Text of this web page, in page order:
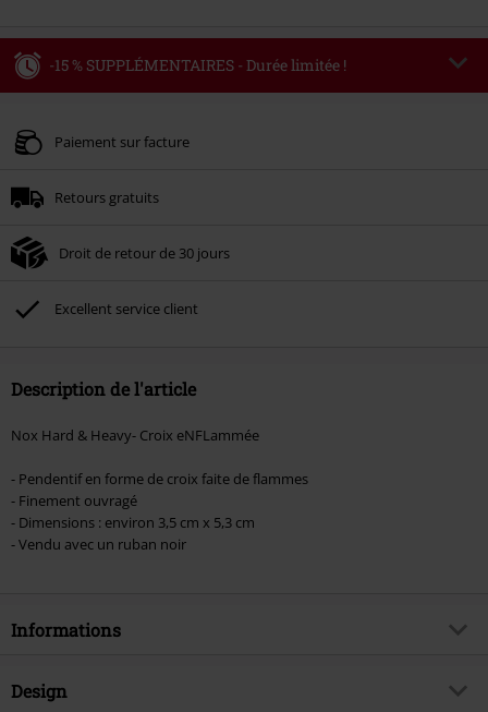
-15 % SUPPLÉMENTAIRES - Durée limitée !
Valable jusqu'au 09/08/2026
Une fois le code saisi, la réduction sera automatiquement déduite à la fin de
Non cumulable avec dautres promotions. Non valable sur : les livres, les
Broilers, Die Ärzte, Die Toten Hosen, Metality, les bons d'achat et les articles
incluant un don.
Paiement sur facture
Retours gratuits
Droit de retour de 30 jours
Excellent service client
Description de l'article
Nox Hard & Heavy- Croix eNFLammée
- Pendentif en forme de croix faite de flammes
- Finement ouvragé
- Dimensions : environ 3,5 cm x 5,3 cm
- Vendu avec un ruban noir
Informations
Article n°.
Design